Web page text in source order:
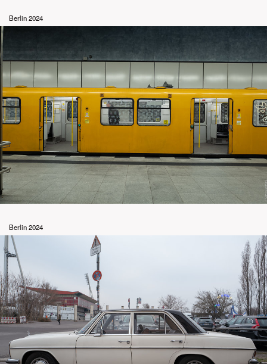
Berlin 2024
Berlin 2024